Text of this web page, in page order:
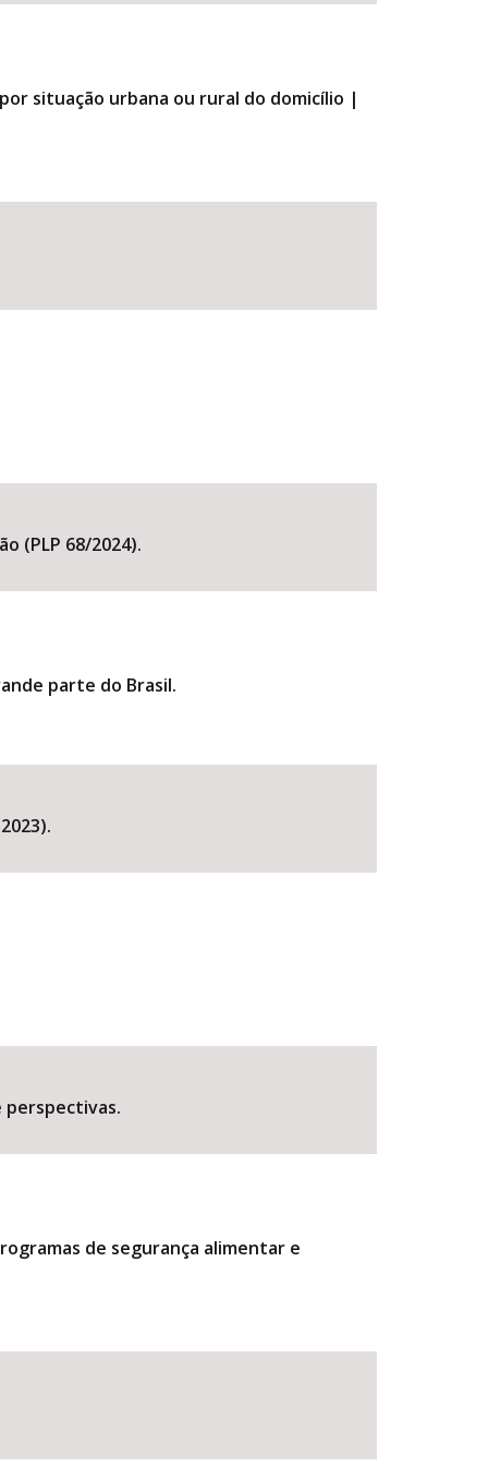
situação urbana ou rural do domicílio |
(PLP 68/2024).
parte do Brasil.
perspectivas.
de segurança alimentar e